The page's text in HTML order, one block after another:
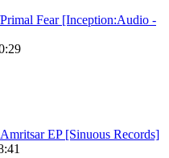
Fear [Inception:Audio -
EP [Sinuous Records]